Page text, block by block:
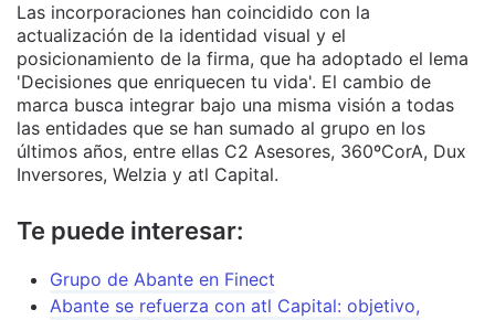
Las incorporaciones han coincidido con la
actualización de la identidad visual y el
posicionamiento de la firma, que ha adoptado el lema
'Decisiones que enriquecen tu vida'. El cambio de
marca busca integrar bajo una misma visión a todas
las entidades que se han sumado al grupo en los
últimos años, entre ellas C2 Asesores, 360ºCorA, Dux
Inversores, Welzia y atl Capital.
Te puede interesar:
Grupo de Abante en Finect
Abante se refuerza con atl Capital: objetivo,